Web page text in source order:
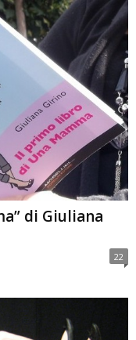
di Giuliana
22